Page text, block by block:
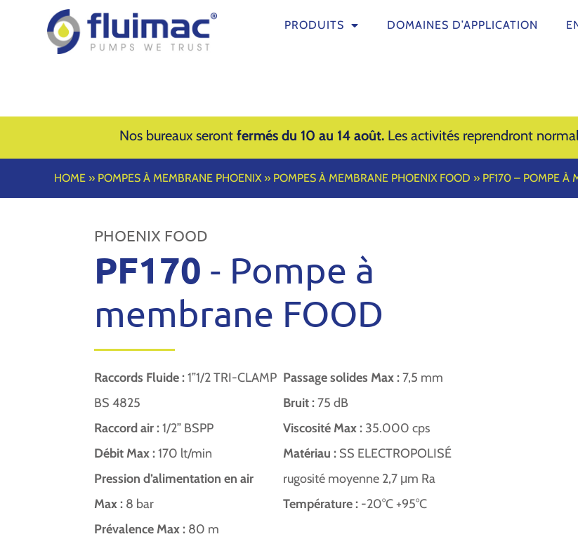
PRODUITS DOMAINES D’APPLICATION
Nos bureaux seront fermés du 10 au 14 août. Les activités reprendront
HOME » POMPES À MEMBRANE PHOENIX» POMPES À MEMBRANE PHOENIX FOOD » PF170 – POMPE À
PHOENIX FOOD
PF170 - Pompe à
membrane FOOD
Raccords Fluide :1”1/2 TRI-CLAMP
BS 4825
Raccord air :1/2” BSPP
Débit Max :170 lt/min
Pression d’alimentation en air
Max : 8 bar
Prévalence Max : 80 m
Passage solides Max :7,5 mm
Bruit :75 dB
Viscosité Max : 35.000 cps
Matériau : SS ELECTROPOLISÉ
rugosité moyenne 2,7 μm Ra
Température : -20°C +95°C